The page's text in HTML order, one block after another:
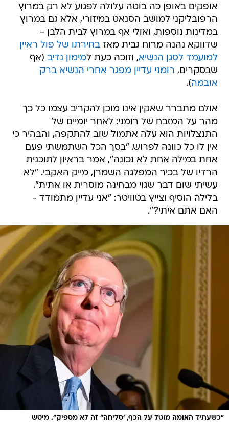
אופקים באופן כה בוטה עלולה לפגוע לא רק במרוץ
הרפובליקני למושב הסנאט במיזורי, אלא גם במרוץ
במדינות נוספות, ואולי אף במרוץ לבית הלבן -
שדווקא נהנה מרוח גבית מאזבחירתו של פול ראיין
למועמד לסגן הנשיא, וזוכה כעת למימון נדיב (אף
שבסקרים, רומני עדיין מפגר אחרי הנשיא ברק
אובמה).
אולם מתברר שאקין אינו מוכן להקריב עצמו כל כך
מהר על המזבח של רומני: לאחר יומיים של
התנצלויות הוא עלה אתמול שוב להתקפה, והבהיר כי
אין לו כל כוונה לפרוש. "בסך הכל השתמשתי פעם
אחת במילה אחת לא נכונה", אמר בראיון לתוכנית
הרדיו של בכיר המפלגה השמרן, מייק האקבי. "לא
עשיתי שום דבר שגוי מבחינה מוסרית או אתית".
בלילה הוסיף וצייץ בטוויטר: "אני עדיין מתמודד -
האם אתם איתי?".
"כשעתיד האומה מוטל על הכף, 'סליחה" זה לא מספיק". מיטש